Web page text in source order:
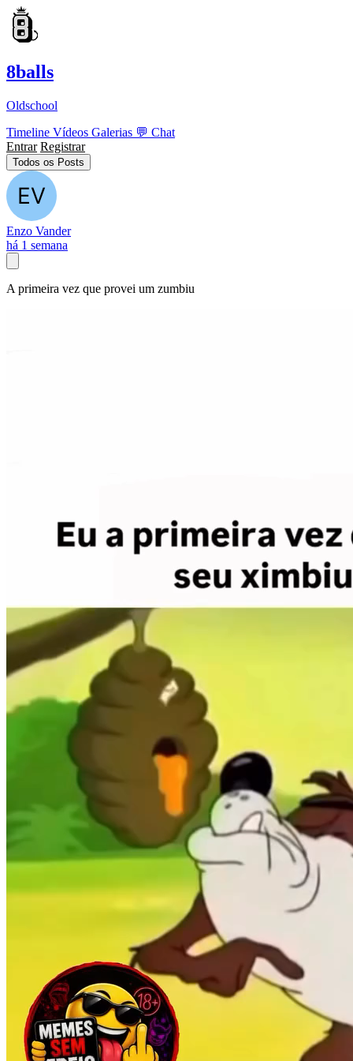
8balls
Oldschool
Timeline Vídeos Galerias 💬 Chat
Entrar Registrar
Todos os Posts
Enzo Vander
há 1 semana
A primeira vez que provei um zumbiu